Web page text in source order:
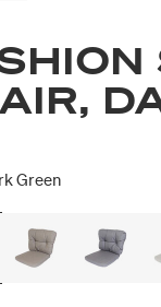
Green